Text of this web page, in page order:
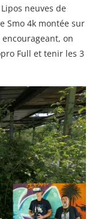
neuves de
Smo 4k montée sur
on
Full et tenir les 3